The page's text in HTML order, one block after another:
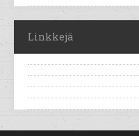
Linkkejä